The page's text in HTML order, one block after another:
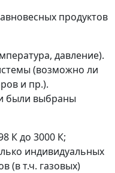
продуктов
давление).
(возможно ли
и пр.).
были выбраны
К до 3000 К;
индивидуальных
(в т.ч. газовых)